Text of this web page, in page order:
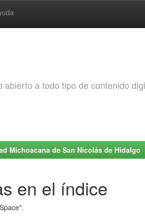
a todo tipo de contenido
Michoacana de San Nicolás de Hidalgo
en el índice